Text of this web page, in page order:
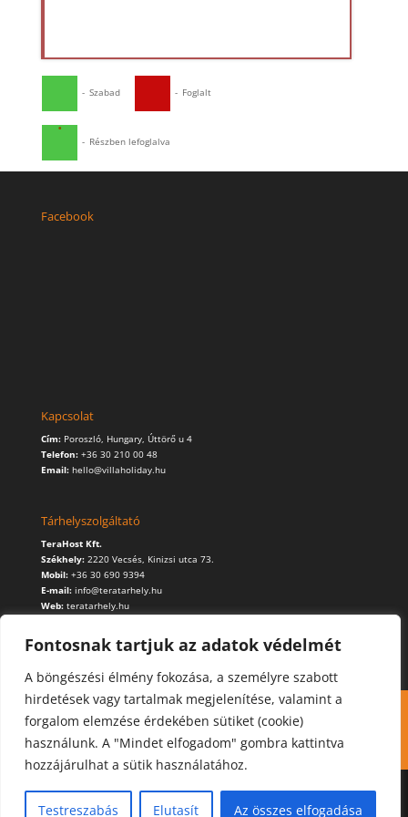
Fontosnak tartjuk az adatok védelmét
A böngészési élmény fokozása, a személyre szabott
hirdetések vagy tartalmak megjelenítése, valamint a
forgalom elemzése érdekében sütiket (cookie)
használunk. A "Mindet elfogadom" gombra kattintva
hozzájárulhat a sütik használatához.
Testreszabás Elutasít Az összes elfogadása
- Szabad - Foglalt
·
- Részben lefoglalva
Facebook
Kapcsolat
Cím: Poroszló, Hungary, Úttörő u 4
Telefon: +36 30 210 00 48
Email: hello@villaholiday.hu
Tárhelyszolgáltató
TeraHost Kft.
Székhely: 2220 Vecsés, Kinizsi utca 73.
Mobil: +36 30 690 9394
E-mail: info@teratarhely.hu
Web: teratarhely.hu
Kapcsolat Foglalás
Cookie (süti) használat
Adatvédelmi szabályzat